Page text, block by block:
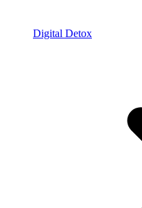
Digital Detox